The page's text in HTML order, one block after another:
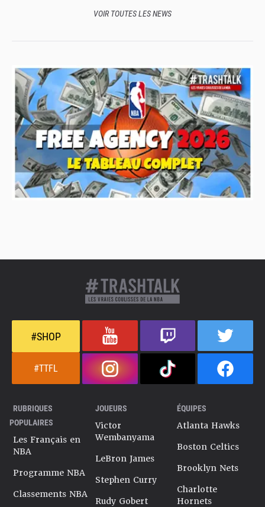
VOIR TOUTES LES NEWS
#SHOP
#TTFL
RUBRIQUES
POPULAIRES
Les Français en
NBA
Programme NBA
Classements NBA
JOUEURS
Victor
Wembanyama
LeBron James
Stephen Curry
Rudy Gobert
ÉQUIPES
Atlanta Hawks
Boston Celtics
Brooklyn Nets
Charlotte
Hornets